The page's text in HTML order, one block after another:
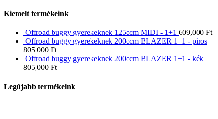
Kiemelt termékeink
Offroad buggy gyerekeknek 125ccm MIDI - 1+1 609,000 Ft
Offroad buggy gyerekeknek 200ccm BLAZER 1+1 - piros
805,000 Ft
Offroad buggy gyerekeknek 200ccm BLAZER 1+1 - kék
805,000 Ft
Legújabb termékeink